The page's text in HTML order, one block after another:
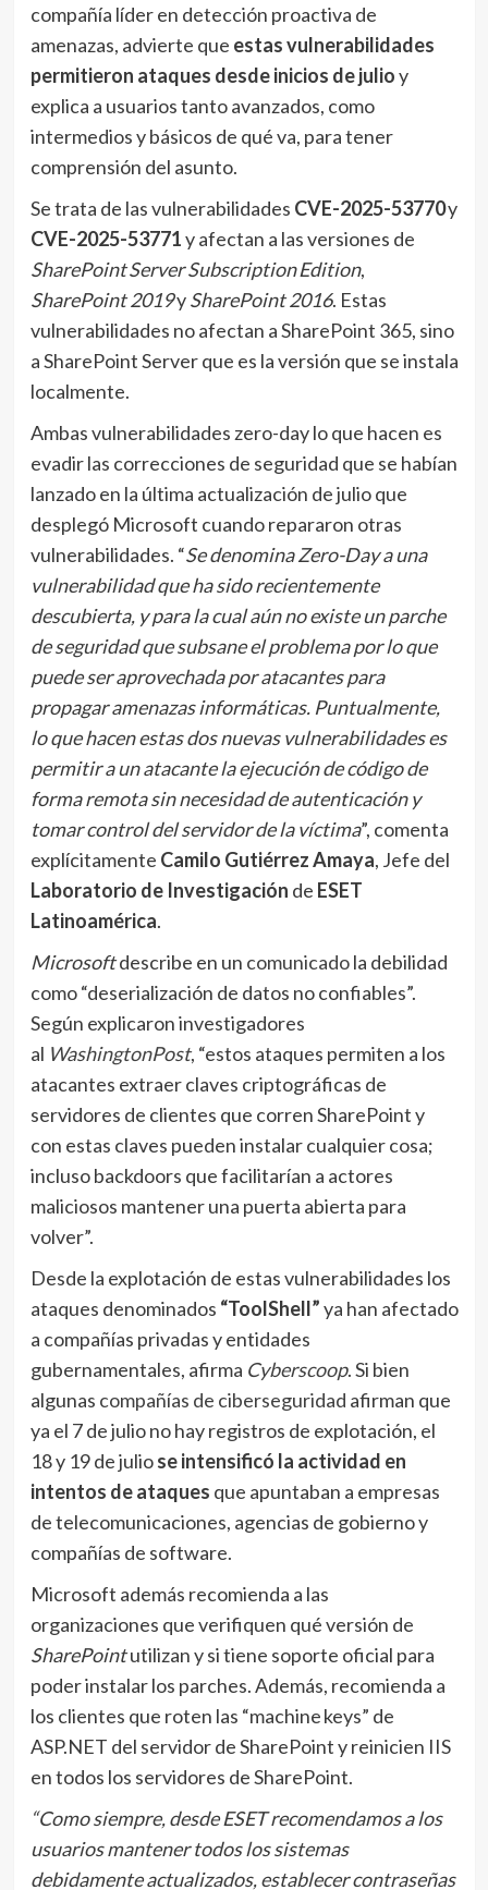
compañía líder en detección proactiva de
amenazas, advierte que estas vulnerabilidades
permitieron ataques desde inicios de julioy
explica a usuarios tanto avanzados, como
intermedios y básicos de qué va, para tener
comprensión del asunto.
Se trata de las vulnerabilidades CVE-2025-53770y
CVE-2025-53771y afectan a las versiones de
SharePoint Server Subscription Edition,
SharePoint 2019ySharePoint 2016. Estas
vulnerabilidades no afectan a SharePoint 365, sino
a SharePoint Server que es la versión que se instala
localmente.
Ambas vulnerabilidades zero-day lo que hacen es
evadir las correcciones de seguridad que se habían
lanzado en la última actualización de julio que
desplegó Microsoft cuando repararon otras
vulnerabilidades. “Se denomina Zero-Day a una
vulnerabilidad que ha sido recientemente
descubierta, y para la cual aún no existe un parche
de seguridad que subsane el problema por lo que
puede ser aprovechada por atacantes para
propagar amenazas informáticas. Puntualmente,
lo que hacen estas dos nuevas vulnerabilidades es
permitir a un atacante la ejecución de código de
forma remota sin necesidad de autenticación y
tomar control del servidor de la víctima”, comenta
explícitamente Camilo Gutiérrez Amaya, Jefe del
Laboratorio de Investigación de ESET
Latinoamérica.
Microsoftdescribe en un comunicadola debilidad
como “deserialización de datos no confiables”.
Según explicaron investigadores
al WashingtonPost, “estos ataques permiten a los
atacantes extraer claves criptográficas de
servidores de clientes que corren SharePoint y
con estas claves pueden instalar cualquier cosa;
incluso backdoors que facilitarían a actores
maliciosos mantener una puerta abierta para
volver”.
Desde la explotación de estas vulnerabilidades los
ataques denominados “ToolShell”ya han afectado
a compañías privadas y entidades
gubernamentales, afirma Cyberscoop. Si bien
algunas compañías de ciberseguridad afirman que
ya el 7 de julio no hay registros de explotación, el
18 y 19 de juliose intensificó la actividad en
intentos de ataques que apuntaban a empresas
de telecomunicaciones, agencias de gobierno y
compañías de software.
Microsoft además recomienda a las
organizaciones que verifiquen qué versión de
SharePointutilizan y si tiene soporte oficial para
poder instalar los parches. Además, recomienda a
los clientes que roten las “machine keys” de
ASP.NET del servidor de SharePoint y reinicien IIS
en todos los servidores de SharePoint.
“Como siempre, desde ESET recomendamos a los
usuarios mantener todos los sistemas
debidamente actualizados, establecer contraseñas